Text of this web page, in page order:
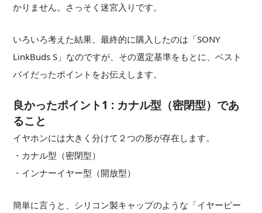
かりません。さっそく迷宮入りです。
いろいろ考えた結果、最終的に購入したのは「SONY
LinkBuds S」なのですが、その選定基準をもとに、ベスト
バイだったポイントをお伝えします。
良かったポイント1 : カナル型（密閉型）であ
ること
イヤホンには大きく分けて２つの形が存在します。
・カナル型（密閉型）
・インナーイヤー型（開放型）
簡単に言うと、シリコン製キャップのような「イヤーピー